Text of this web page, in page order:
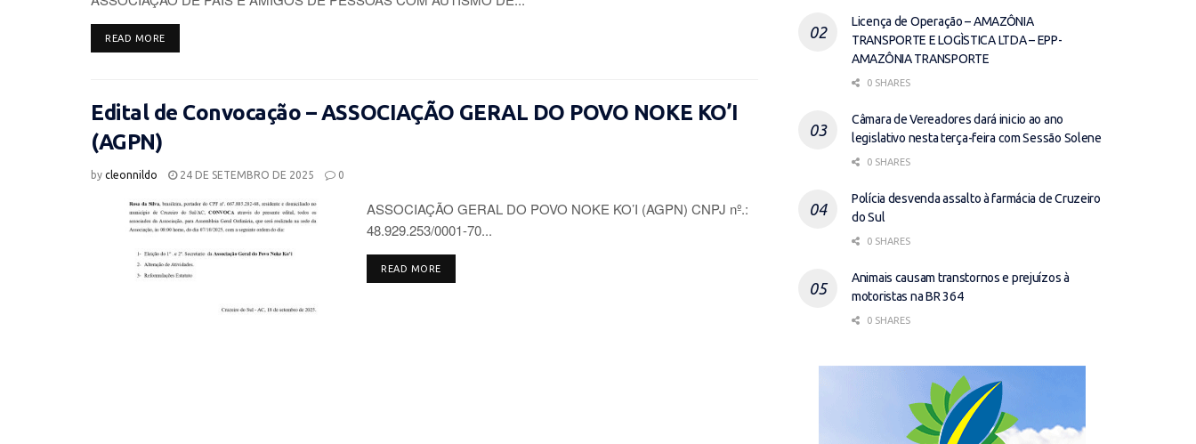
READ MOREDETAILS
Edital de Convocação – ASSOCIAÇÃO GERAL DO POVO NOKE KO’I
(AGPN)
by cleonnildo 24 DE SETEMBRO DE 2025 0
ASSOCIAÇÃO GERAL DO POVO NOKE KO’I (AGPN) CNPJ nº.:
48.929.253/0001-70...
READ MOREDETAILS
Licença de Operação – AMAZÔNIA
TRANSPORTE E LOGÌSTICA LTDA – EPP-
AMAZÔNIA TRANSPORTE
0 SHARES
Câmara de Vereadores dará inicio ao ano
legislativo nesta terça-feira com Sessão Solene
0 SHARES
Polícia desvenda assalto à farmácia de Cruzeiro
do Sul
0 SHARES
Animais causam transtornos e prejuízos à
motoristas na BR 364
0 SHARES